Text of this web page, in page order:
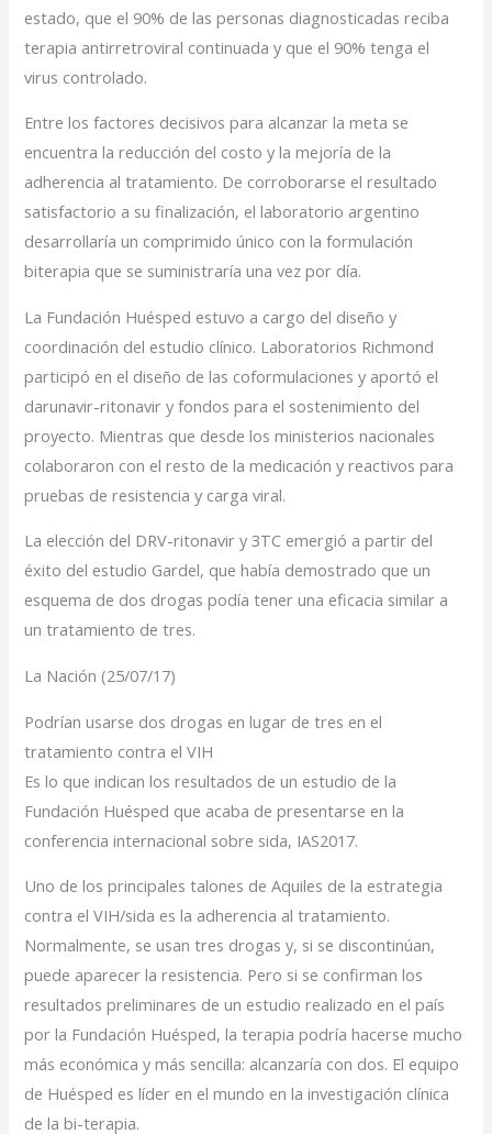
estado, que el 90% de las personas diagnosticadas reciba
terapia antirretroviral continuada y que el 90% tenga el
virus controlado.
Entre los factores decisivos para alcanzar la meta se
encuentra la reducción del costo y la mejoría de la
adherencia al tratamiento. De corroborarse el resultado
satisfactorio a su finalización, el laboratorio argentino
desarrollaría un comprimido único con la formulación
biterapia que se suministraría una vez por día.
La Fundación Huésped estuvo a cargo del diseño y
coordinación del estudio clínico. Laboratorios Richmond
participó en el diseño de las coformulaciones y aportó el
darunavir-ritonavir y fondos para el sostenimiento del
proyecto. Mientras que desde los ministerios nacionales
colaboraron con el resto de la medicación y reactivos para
pruebas de resistencia y carga viral.
La elección del DRV-ritonavir y 3TC emergió a partir del
éxito del estudio Gardel, que había demostrado que un
esquema de dos drogas podía tener una eficacia similar a
un tratamiento de tres.
La Nación (25/07/17)
Podrían usarse dos drogas en lugar de tres en el
tratamiento contra el VIH
Es lo que indican los resultados de un estudio de la
Fundación Huésped que acaba de presentarse en la
conferencia internacional sobre sida, IAS2017.
Uno de los principales talones de Aquiles de la estrategia
contra el VIH/sida es la adherencia al tratamiento.
Normalmente, se usan tres drogas y, si se discontinúan,
puede aparecer la resistencia. Pero si se confirman los
resultados preliminares de un estudio realizado en el país
por la Fundación Huésped, la terapia podría hacerse mucho
más económica y más sencilla: alcanzaría con dos. El equipo
de Huésped es líder en el mundo en la investigación clínica
de la bi-terapia.